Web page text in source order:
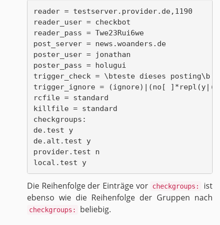
reader = testserver.provider.de,1190
reader_user = checkbot
reader_pass = Twe23Rui6we
post_server = news.woanders.de
poster_user = jonathan
poster_pass = holugui
trigger_check = \bteste dieses posting\b
trigger_ignore = (ignore)|(no[
rcfile = standard
killfile = standard
checkgroups:
de.test y
de.alt.test y
provider.test n
local.test y
Die Rei­hen­fol­ge der Ein­trä­ge vor checkgroups:
ist
eben­so wie die Rei­hen­fol­ge der Grup­pen nach
checkgroups: be­lie­big.